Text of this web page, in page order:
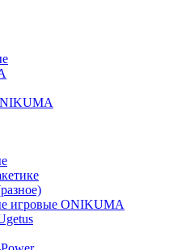
игровые ONIKUMA